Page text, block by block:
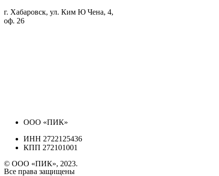
г. Хабаровск, ул. Ким Ю Чена, 4,
оф. 26
ООО «ПИК»
ИНН 2722125436
КПП 272101001
© ООО «ПИК», 2023.
Все права защищены